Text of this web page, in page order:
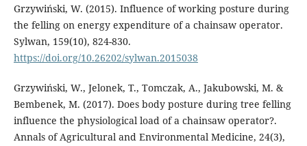
Grzywiński, W. (2015). Influence of working posture during
the felling on energy expenditure of a chainsaw operator.
Sylwan, 159(10), 824-830.
https://doi.org/10.26202/sylwan.2015038
Grzywiński, W., Jelonek, T., Tomczak, A., Jakubowski, M. &
Bembenek, M. (2017). Does body posture during tree felling
influence the physiological load of a chainsaw operator?.
Annals of Agricultural and Environmental Medicine, 24(3),